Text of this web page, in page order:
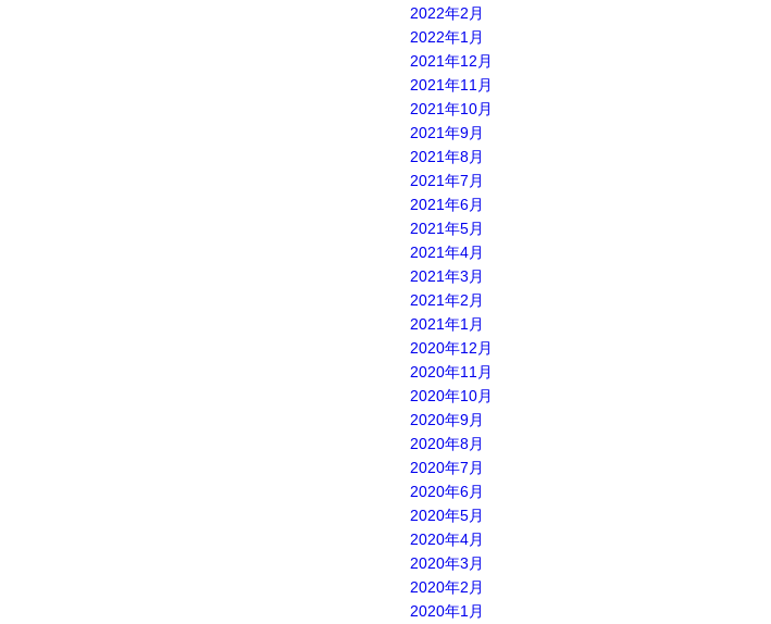
2022年2月
2022年1月
2021年12月
2021年11月
2021年10月
2021年9月
2021年8月
2021年7月
2021年6月
2021年5月
2021年4月
2021年3月
2021年2月
2021年1月
2020年12月
2020年11月
2020年10月
2020年9月
2020年8月
2020年7月
2020年6月
2020年5月
2020年4月
2020年3月
2020年2月
2020年1月